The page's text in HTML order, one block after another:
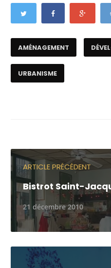
AMÉNAGEMENT
URBANISME
ARTICLE PRÉCÉDENT
Bistrot Saint-
21 décembre 2010